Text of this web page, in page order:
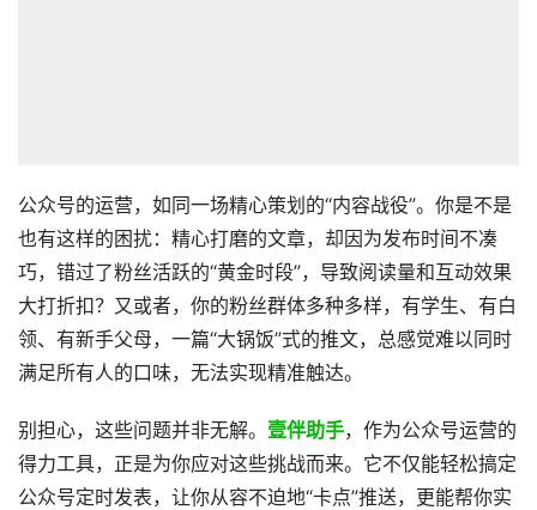
公众号的运营，如同一场精心策划的“内容战役”。你是不是
也有这样的困扰：精心打磨的文章，却因为发布时间不凑
巧，错过了粉丝活跃的“黄金时段”，导致阅读量和互动效果
大打折扣？又或者，你的粉丝群体多种多样，有学生、有白
领、有新手父母，一篇“大锅饭”式的推文，总感觉难以同时
满足所有人的口味，无法实现精准触达。
别担心，这些问题并非无解。 壹伴助手，作为公众号运营的
得力工具，正是为你应对这些挑战而来。它不仅能轻松搞定
公众号定时发表，让你从容不迫地“卡点”推送，更能帮你实